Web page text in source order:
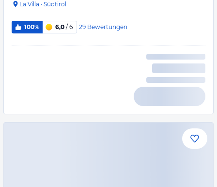
La Villa · Südtirol
100% 6,0 / 6 29 Bewertungen